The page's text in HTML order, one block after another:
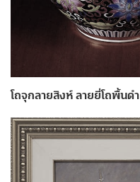
โถจุกลายสิงห์ ลายยี่โถพื้นดำ